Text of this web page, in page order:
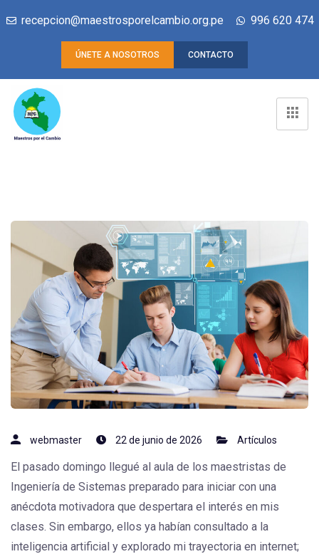
recepcion@maestrosporelcambio.org.pe 996 620 474
ÚNETE A NOSOTROS CONTACTO
webmaster 22 de junio de 2026 Artículos
El pasado domingo llegué al aula de los maestristas de
Ingeniería de Sistemas preparado para iniciar con una
anécdota motivadora que despertara el interés en mis
clases. Sin embargo, ellos ya habían consultado a la
inteligencia artificial y explorado mi trayectoria en internet;